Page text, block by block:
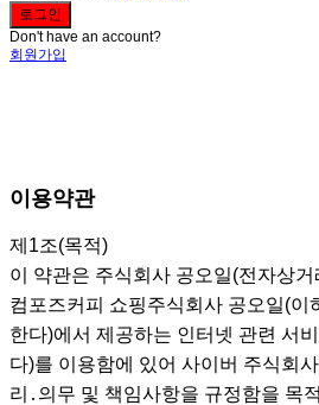
Don't have an account?
회원가입
이용약관
제1조(목적)
이 약관은 주식회사 공오일(전자상
컴포즈커피 쇼핑주식회사 공오일(이
한다)에서 제공하는 인터넷 관련 서
다)를 이용함에 있어 사이버 주식회
리․의무 및 책임사항을 규정함을 목